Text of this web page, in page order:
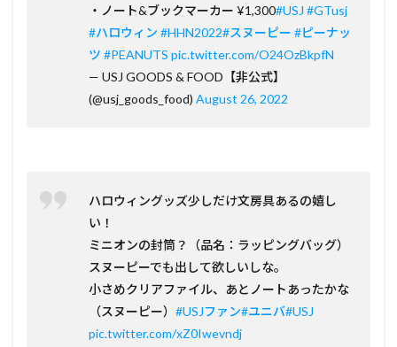
・ノート&ブックマーカー ¥1,300#USJ #GTusj
#ハロウィン #HHN2022#スヌーピー #ピーナッ
ツ #PEANUTS pic.twitter.com/O24OzBkpfN
— USJ GOODS & FOOD【非公式】
(@usj_goods_food) August 26, 2022
ハロウィングッズ少しだけ文房具あるの嬉し
い！
ミニオンの封筒？（品名：ラッピングバッグ）
スヌーピーでも出して欲しいしな。
小さめクリアファイル、あとノートあったかな
（スヌーピー） #USJファン#ユニバ#USJ
pic.twitter.com/xZ0Iwevndj